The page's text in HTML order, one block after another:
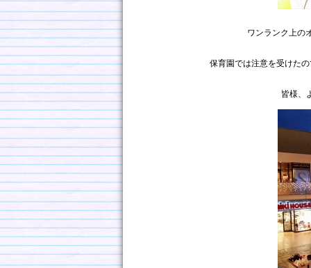
ワンランク上の
保育園では注意を受けた
皆様、